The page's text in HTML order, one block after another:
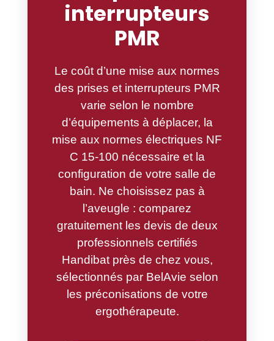
interrupteurs
PMR
Le coût d’une mise aux normes
des prises et interrupteurs PMR
varie selon le nombre
d’équipements à déplacer, la
mise aux normes électriques NF
C 15-100 nécessaire et la
configuration de votre salle de
bain. Ne choisissez pas à
l’aveugle : comparez
gratuitement les devis de deux
professionnels certifiés
Handibat près de chez vous,
sélectionnés par BelAvie selon
les préconisations de votre
ergothérapeute.